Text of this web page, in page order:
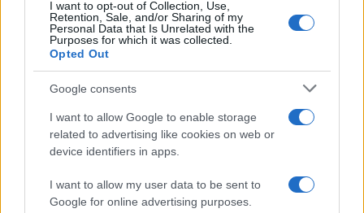
I want to opt-out of Collection, Use,
Retention, Sale, and/or Sharing of my
Personal Data that Is Unrelated with the
Purposes for which it was collected.
Opted Out
Google consents
I want to allow Google to enable storage
related to advertising like cookies on web or
device identifiers in apps.
I want to allow my user data to be sent to
Google for online advertising purposes.
Copenhagen Fashion Week SS27: le novità che stanno
rivoluzionando la moda